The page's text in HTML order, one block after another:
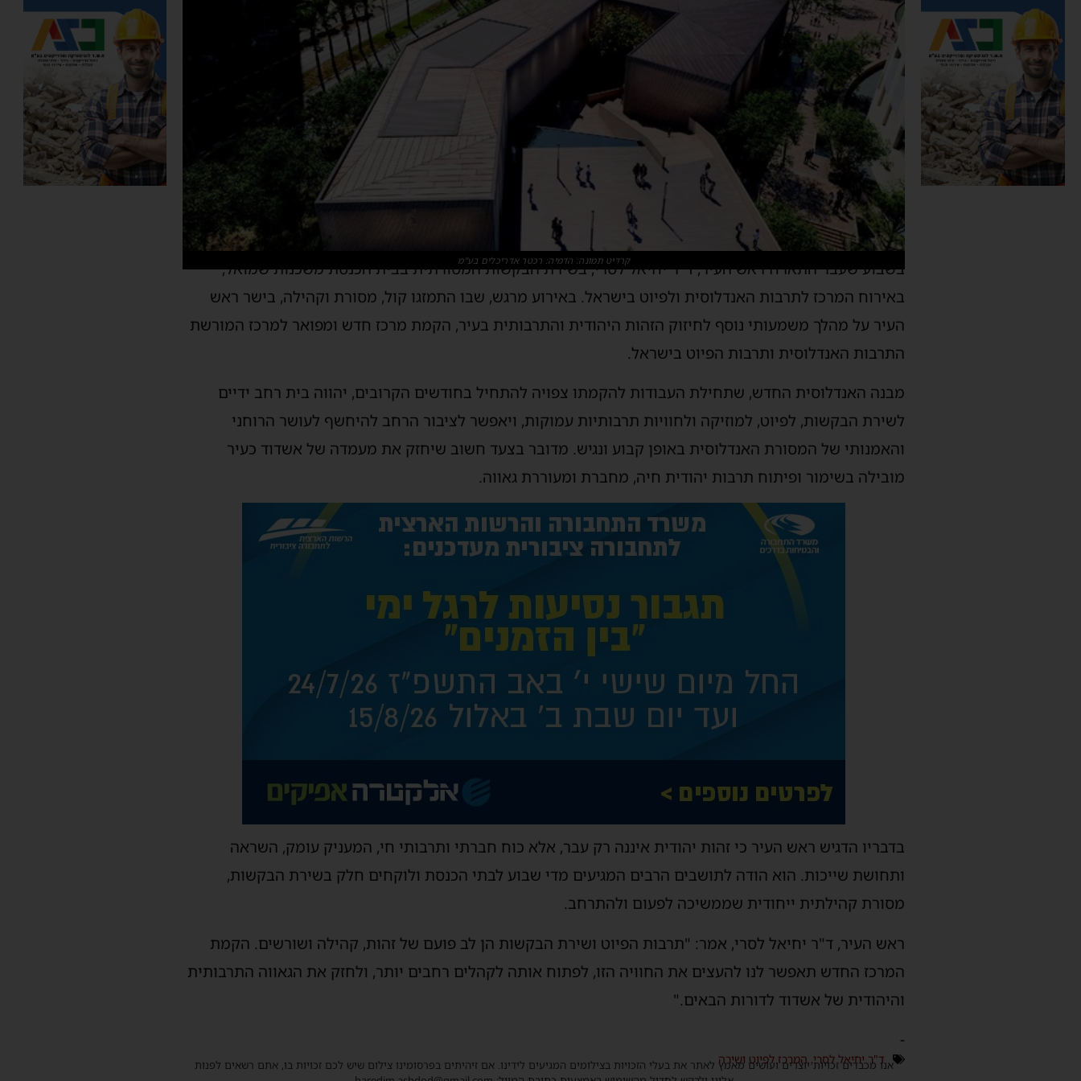
קרדיט תמונה: הדמיה: רכטר אדריכלים בע"מ
בשבוע שעבר התארח ראש העיר, ד"ר יחיאל לסרי, בשירת הבקשות המסורתית בבית הכנסת משכנות שמואל,
באירוח המרכז לתרבות האנדלוסית ולפיוט בישראל. באירוע מרגש, שבו התמזגו קול, מסורת וקהילה, בישר ראש
העיר על מהלך משמעותי נוסף לחיזוק הזהות היהודית והתרבותית בעיר, הקמת מרכז חדש ומפואר למרכז המורשת
התרבות האנדלוסית ותרבות הפיוט בישראל.
מבנה האנדלוסית החדש, שתחילת העבודות להקמתו צפויה להתחיל בחודשים הקרובים, יהווה בית רחב ידיים
לשירת הבקשות, לפיוט, למוזיקה ולחוויות תרבותיות עמוקות, ויאפשר לציבור הרחב להיחשף לעושר הרוחני
והאמנותי של המסורת האנדלוסית באופן קבוע ונגיש. מדובר בצעד חשוב שיחזק את מעמדה של אשדוד כעיר
מובילה בשימור ופיתוח תרבות יהודית חיה, מחברת ומעוררת גאווה.
בדבריו הדגיש ראש העיר כי זהות יהודית איננה רק עבר, אלא כוח חברתי ותרבותי חי, המעניק עומק, השראה
ותחושת שייכות. הוא הודה לתושבים הרבים המגיעים מדי שבוע לבתי הכנסת ולוקחים חלק בשירת הבקשות,
מסורת קהילתית ייחודית שממשיכה לפעום ולהתרחב.
ראש העיר, ד"ר יחיאל לסרי, אמר: "תרבות הפיוט ושירת הבקשות הן לב פועם של זהות, קהילה ושורשים. הקמת
המרכז החדש תאפשר לנו להעצים את החוויה הזו, לפתוח אותה לקהלים רחבים יותר, ולחזק את הגאווה התרבותית
והיהודית של אשדוד לדורות הבאים."
-
ד"ר יחיאל לסרי,המרכז לפיוט ושירה
אנו מכבדים זכויות יוצרים ועושים מאמץ לאתר את בעלי הזכויות בצילומים המגיעים לידינו. אם זיהיתים בפרסומינו צילום שיש לכם זכויות בו, אתם רשאים לפנות